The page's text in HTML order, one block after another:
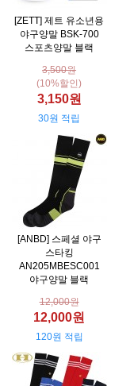
[ZETT] 제트 유소년용
야구양말 BSK-700
스포츠양말 블랙
3,500원
(10%할인)
3,150원
30원 적립
[ANBD] 스페셜 야구
스타킹
AN205MBESC001
야구양말 블랙
12,000원
12,000원
120원 적립